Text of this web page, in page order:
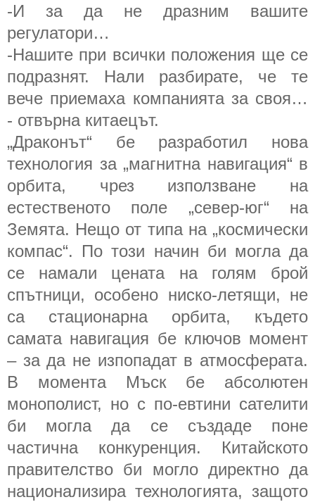
-И за да не дразним вашите
регулатори…
-Нашите при всички положения ще се
подразнят. Нали разбирате, че те
вече приемаха компанията за своя…
- отвърна китаецът.
„Драконът“ бе разработил нова
технология за „магнитна навигация“ в
орбита, чрез използване на
естественото поле „север-юг“ на
Земята. Нещо от типа на „космически
компас“. По този начин би могла да
се намали цената на голям брой
спътници, особено ниско-летящи, не
са стационарна орбита, където
самата навигация бе ключов момент
– за да не изпопадат в атмосферата.
В момента Мъск бе абсолютен
монополист, но с по-евтини сателити
би могла да се създаде поне
частична конкуренция. Китайското
правителство би могло директно да
национализира технологията, защото